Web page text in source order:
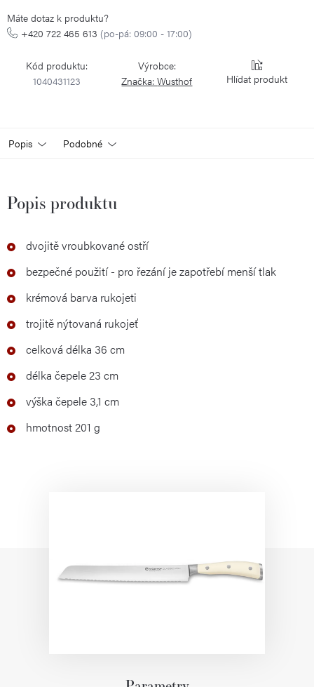
Máte dotaz k produktu?
+420 722 465 613 (po-pá: 09:00 - 17:00)
Kód produktu:
1040431123
Výrobce:
Značka:Wusthof Hlídat
Popis Podobné
Popis produktu
dvojitě vroubkované ostří
bezpečné použití - pro řezání je zapotřebí menší tlak
krémová barva rukojeti
trojitě nýtovaná rukojeť
celková délka 36 cm
délka čepele 23 cm
výška čepele 3,1 cm
hmotnost 201 g